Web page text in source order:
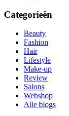
Categorieën
Beauty
Fashion
Hair
Lifestyle
Make-up
Review
Salons
Webshop
Alle blogs